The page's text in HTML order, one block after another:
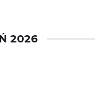
2026